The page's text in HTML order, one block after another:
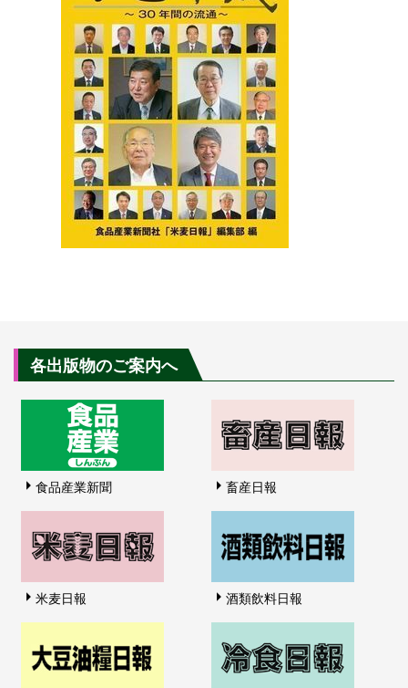
各出版物のご案内へ
食品産業新聞 畜産日報
米麦日報 酒類飲料日報